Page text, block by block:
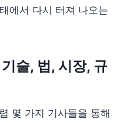
에서 다시 터져 나오는
술, 법, 시장, 규
몇 가지 기사들을 통해